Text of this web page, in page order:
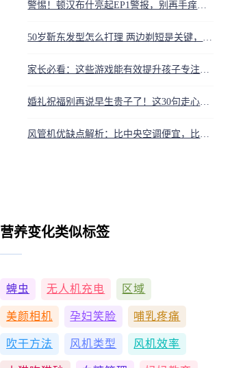
营养变化类似标签
蜱虫 无人机充电 区域
美颜相机 孕妇笑脸 哺乳疼痛
吹干方法 风机类型 风机效率